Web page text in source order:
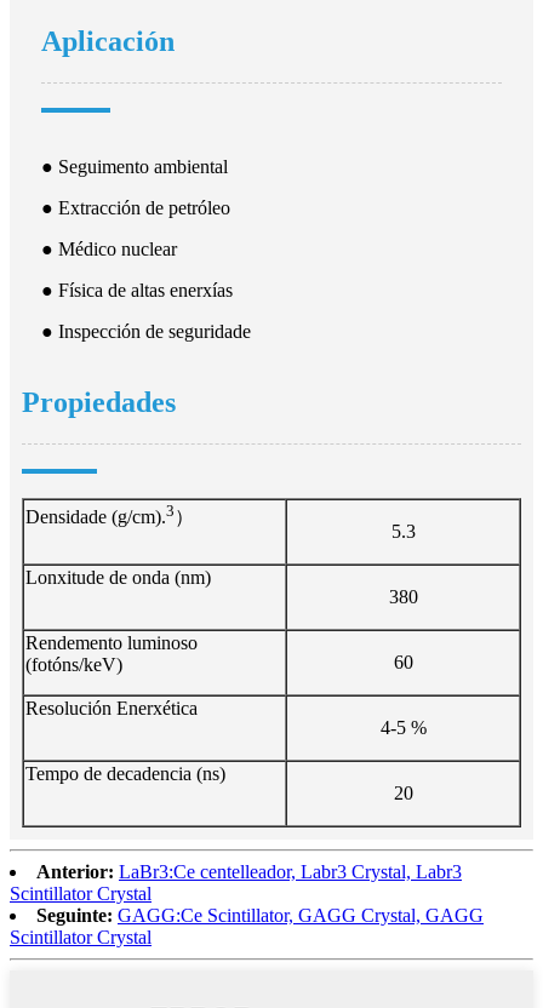
Aplicación
● Seguimento ambiental
● Extracción de petróleo
● Médico nuclear
● Física de altas enerxías
● Inspección de seguridade
Propiedades
Densidade (g/cm).3 ）
5.3
Lonxitude de onda (nm)
380
Rendemento luminoso
(fotóns/keV)
60
Resolución Enerxética
4-5 %
Tempo de decadencia (ns)
20
Anterior: LaBr3:Ce centelleador, Labr3 Crystal, Labr3
Scintillator Crystal
Seguinte: GAGG:Ce Scintillator, GAGG Crystal, GAGG
Scintillator Crystal